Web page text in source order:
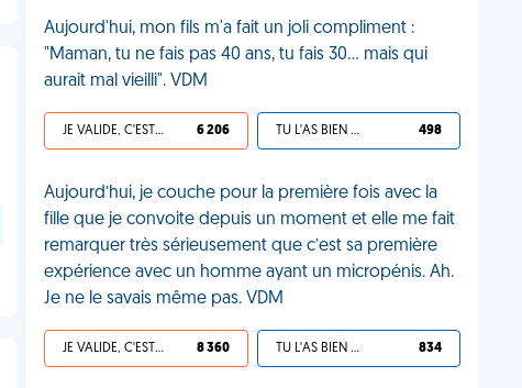
Aujourd'hui, mon fils m'a fait un joli compliment :
"Maman, tu ne fais pas 40 ans, tu fais 30... mais qui
aurait mal vieilli". VDM
JE VALIDE, C'EST UNE VDM 6 206 TU L'AS BIEN MÉRITÉ 498
Aujourd’hui, je couche pour la première fois avec la
fille que je convoite depuis un moment et elle me fait
remarquer très sérieusement que c’est sa première
expérience avec un homme ayant un micropénis. Ah.
Je ne le savais même pas. VDM
JE VALIDE, C'EST UNE VDM 8 360 TU L'AS BIEN MÉRITÉ 834